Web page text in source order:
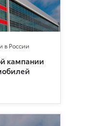
в России
кампании